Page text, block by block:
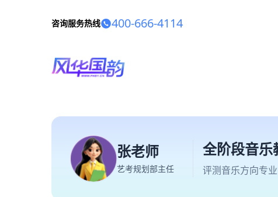
咨询服务热线 400-666-4114
张老师
艺考规划部主任
全阶段音乐
评测音乐方向专